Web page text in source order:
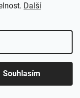
Další
Souhlasím